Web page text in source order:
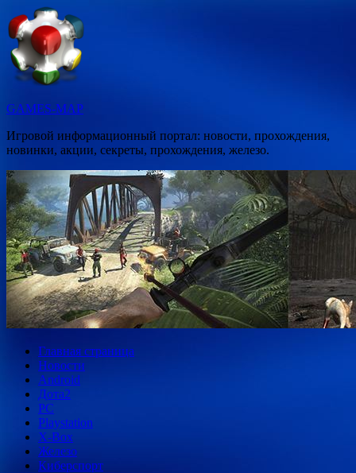
Перейти
к
содержимому
GAMES-MAP
Игровой информационный портал: новости, прохождения,
новинки, акции, секреты, прохождения, железо.
Главная страница
Новости
Android
Дота2
PC
Playstation
X-Box
Железо
Киберспорт